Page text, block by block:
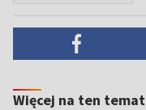
Więcej na ten temat